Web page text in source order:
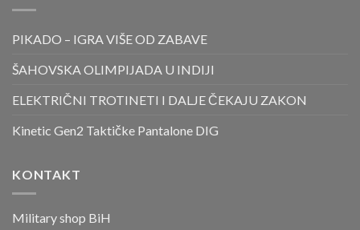
PIKADO – IGRA VIŠE OD ZABAVE
ŠAHOVSKA OLIMPIJADA U INDIJI
ELEKTRIČNI TROTINETI I DALJE ČEKAJU ZAKON
Kinetic Gen2 Taktičke Pantalone DIG
KONTAKT
Military shop BiH